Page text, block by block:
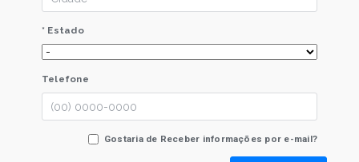
* Estado
Telefone
Gostaria de Receber informações por e-mail?